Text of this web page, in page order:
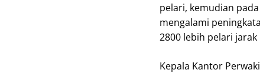
pelari, kemudian
mengalami
2800 lebih pelari jarak
Kepala Kantor